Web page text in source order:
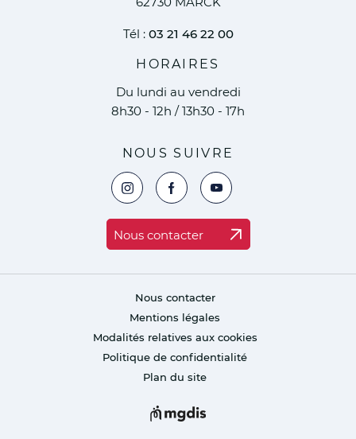
Tél : 03 21 46 22 00
HORAIRES
Du lundi au vendredi
8h30 - 12h / 13h30 - 17h
NOUS SUIVRE
Voir la page Instagram de la ville de
Voir la page Facebook de la ville
Voir le compte YouTube
Nous contacter
Nous contacter
Mentions légales
Modalités relatives aux cookies
Politique de confidentialité
Plan du site